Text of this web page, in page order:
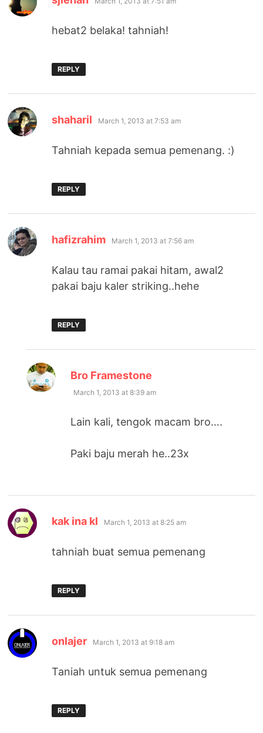
hebat2 belaka! tahniah!
REPLY
shaharil says:
March 1, 2013 at 7:53 am
Tahniah kepada semua pemenang. :)
REPLY
hafizrahim says:
March 1, 2013 at 7:56 am
Kalau tau ramai pakai hitam, awal2
pakai baju kaler striking..hehe
REPLY
Bro Framestone
March 1, 2013 at 8:39 am
Lain kali, tengok macam bro….
Paki baju merah he..23x
kak ina kl says:
March 1, 2013 at 8:25 am
tahniah buat semua pemenang
REPLY
onlajer says:
March 1, 2013 at 9:18 am
Taniah untuk semua pemenang
REPLY